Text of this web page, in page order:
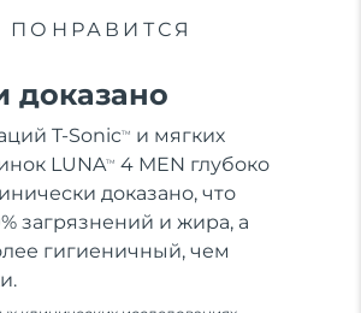
доказано
T-SonicTM
и мягких
LUNATM
4 MEN глубоко
доказано, что
загрязнений и жира, а
гигиеничный, чем